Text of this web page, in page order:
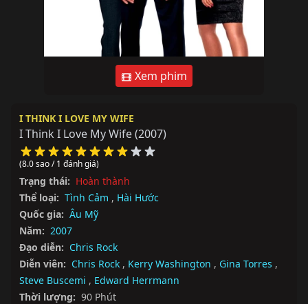
Xem phim
I THINK I LOVE MY WIFE
I Think I Love My Wife(2007)
(8.0 sao / 1 đánh giá)
Trạng thái: Hoàn thành
Thể loại: Tình Cảm , Hài Hước
Quốc gia: Âu Mỹ
Năm: 2007
Đạo diễn: Chris Rock
Diễn viên: Chris Rock , Kerry Washington , Gina Torres ,
Steve Buscemi , Edward Herrmann
Thời lượng: 90 Phút